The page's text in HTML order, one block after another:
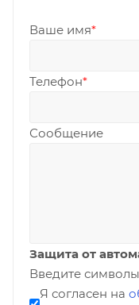
Ваше имя*
Телефон*
Сообщение
Защита от
Введите
Я согласен на